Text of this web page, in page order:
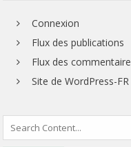
Connexion
Flux des publications
Flux des
Site de WordPress-FR